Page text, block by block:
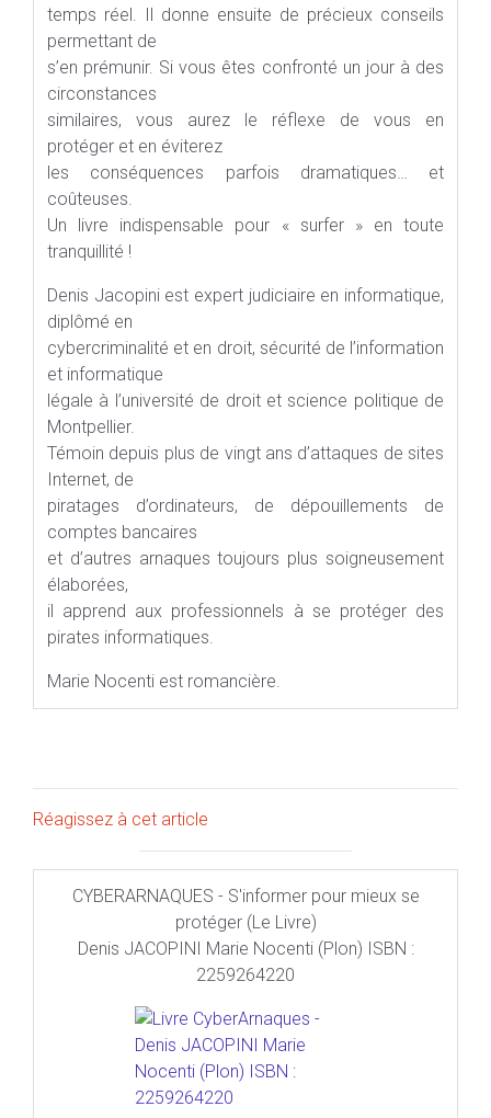
temps réel. Il donne ensuite de précieux conseils
permettant de
s’en prémunir. Si vous êtes confronté un jour à des
circonstances
similaires, vous aurez le réflexe de vous en
protéger et en éviterez
les conséquences parfois dramatiques… et
coûteuses.
Un livre indispensable pour « surfer » en toute
tranquillité !
Denis Jacopini est expert judiciaire en informatique,
diplômé en
cybercriminalité et en droit, sécurité de l’information
et informatique
légale à l’université de droit et science politique de
Montpellier.
Témoin depuis plus de vingt ans d’attaques de sites
Internet, de
piratages d’ordinateurs, de dépouillements de
comptes bancaires
et d’autres arnaques toujours plus soigneusement
élaborées,
il apprend aux professionnels à se protéger des
pirates informatiques.
Marie Nocenti est romancière.
Réagissez à cet article
CYBERARNAQUES - S'informer pour mieux se
protéger (Le Livre)
Denis JACOPINI Marie Nocenti (Plon) ISBN :
2259264220